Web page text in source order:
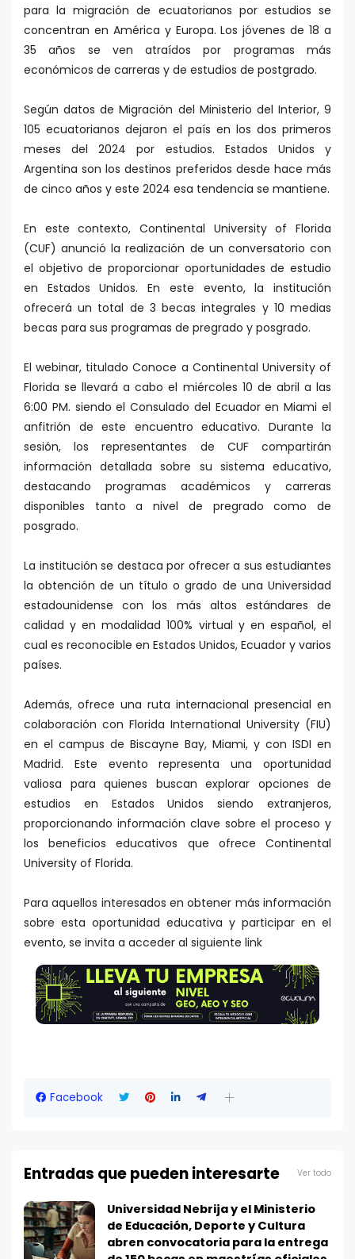
para la migración de ecuatorianos por estudios se
concentran en América y Europa. Los jóvenes de 18 a
35 años se ven atraídos por programas más
económicos de carreras y de estudios de postgrado.
Según datos de Migración del Ministerio del Interior, 9
105 ecuatorianos dejaron el país en los dos primeros
meses del 2024 por estudios. Estados Unidos y
Argentina son los destinos preferidos desde hace más
de cinco años y este 2024 esa tendencia se mantiene.
En este contexto, Continental University of Florida
(CUF) anunció la realización de un conversatorio con
el objetivo de proporcionar oportunidades de estudio
en Estados Unidos. En este evento, la institución
ofrecerá un total de 3 becas integrales y 10 medias
becas para sus programas de pregrado y posgrado.
El webinar, titulado Conoce a Continental University of
Florida se llevará a cabo el miércoles 10 de abril a las
6:00 PM. siendo el Consulado del Ecuador en Miami el
anfitrión de este encuentro educativo. Durante la
sesión, los representantes de CUF compartirán
información detallada sobre su sistema educativo,
destacando programas académicos y carreras
disponibles tanto a nivel de pregrado como de
posgrado.
La institución se destaca por ofrecer a sus estudiantes
la obtención de un título o grado de una Universidad
estadounidense con los más altos estándares de
calidad y en modalidad 100% virtual y en español, el
cual es reconocible en Estados Unidos, Ecuador y varios
países.
Además, ofrece una ruta internacional presencial en
colaboración con Florida International University (FIU)
en el campus de Biscayne Bay, Miami, y con ISDI en
Madrid. Este evento representa una oportunidad
valiosa para quienes buscan explorar opciones de
estudios en Estados Unidos siendo extranjeros,
proporcionando información clave sobre el proceso y
los beneficios educativos que ofrece Continental
University of Florida.
Para aquellos interesados en obtener más información
sobre esta oportunidad educativa y participar en el
evento, se invita a acceder al siguiente link
Facebook
Entradas que pueden interesarte Ver todo
Universidad Nebrija y el Ministerio
de Educación, Deporte y Cultura
abren convocatoria para la entrega